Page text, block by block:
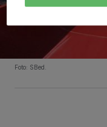
Foto: SBed.